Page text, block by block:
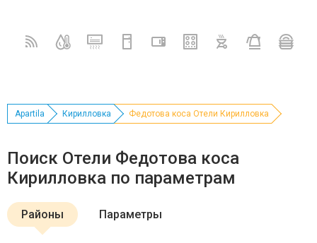
Apartila Кирилловка Федотова коса Отели Кирилловка
Поиск Отели Федотова коса
Кирилловка по параметрам
Районы Параметры